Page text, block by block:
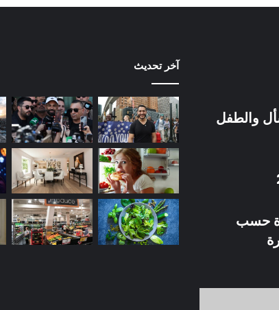
والطفل
حسب
آخر تحديث